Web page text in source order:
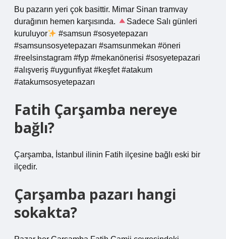
Bu pazarın yeri çok basittir. Mimar Sinan tramvay
durağının hemen karşısında.
Sadece Salı günleri
kuruluyor
#samsun #sosyetepazarı
#samsunsosyetepazarı #samsunmekan #öneri
#reelsinstagram #fyp #mekanönerisi #sosyetepazari
#alışveriş #uygunfiyat #keşfet #atakum
#atakumsosyetepazarı
Fatih Çarşamba nereye
bağlı?
Çarşamba, İstanbul ilinin Fatih ilçesine bağlı eski bir
ilçedir.
Çarşamba pazarı hangi
sokakta?